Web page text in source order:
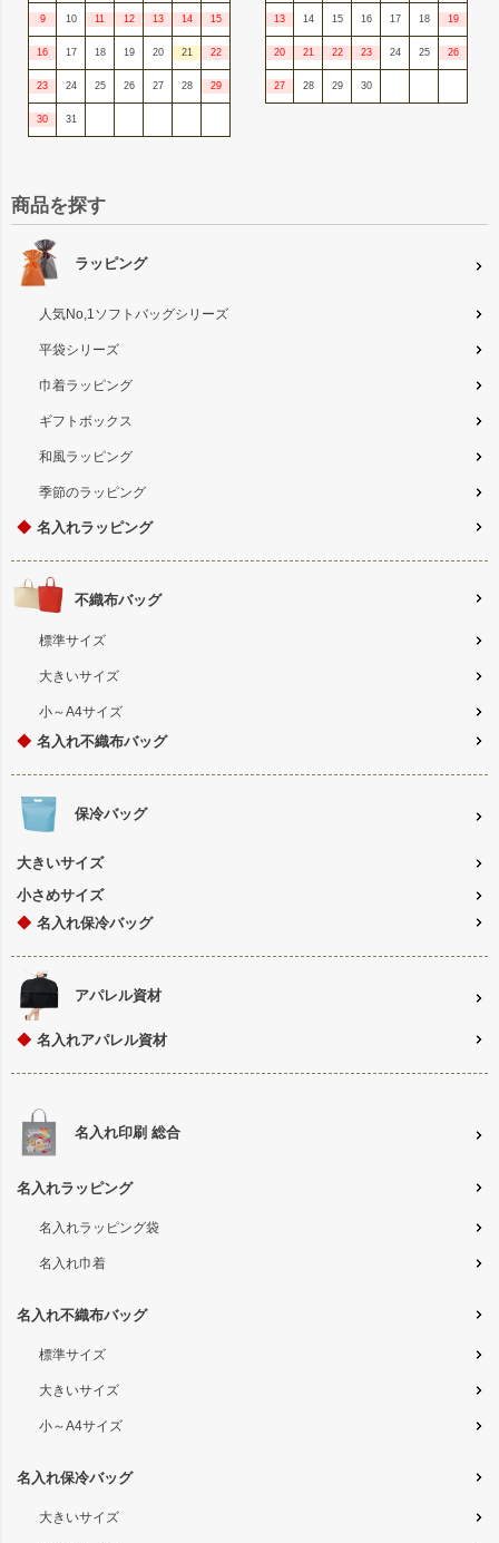
9 10 11 12 13 14 15
16 17 18 19 20 21 22
23 24 25 26 27 28 29
30 31
13 14 15 16 17 18 19
20 21 22 23 24 25 26
27 28 29 30
商品を探す
ラッピング
人気No,1ソフトバッグシリーズ
平袋シリーズ
巾着ラッピング
ギフトボックス
和風ラッピング
季節のラッピング
◆ 名入れラッピング
不織布バッグ
標準サイズ
大きいサイズ
小～A4サイズ
◆ 名入れ不織布バッグ
保冷バッグ
大きいサイズ
小さめサイズ
◆ 名入れ保冷バッグ
アパレル資材
◆ 名入れアパレル資材
名入れ印刷 総合
名入れラッピング
名入れラッピング袋
名入れ巾着
名入れ不織布バッグ
標準サイズ
大きいサイズ
小～A4サイズ
名入れ保冷バッグ
大きいサイズ